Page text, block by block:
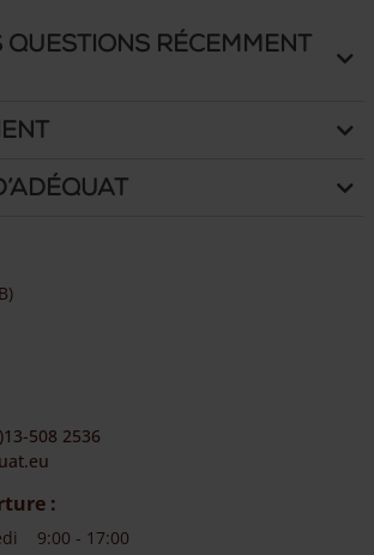
questions récemment
508 2536
:
9:00 - 17:00